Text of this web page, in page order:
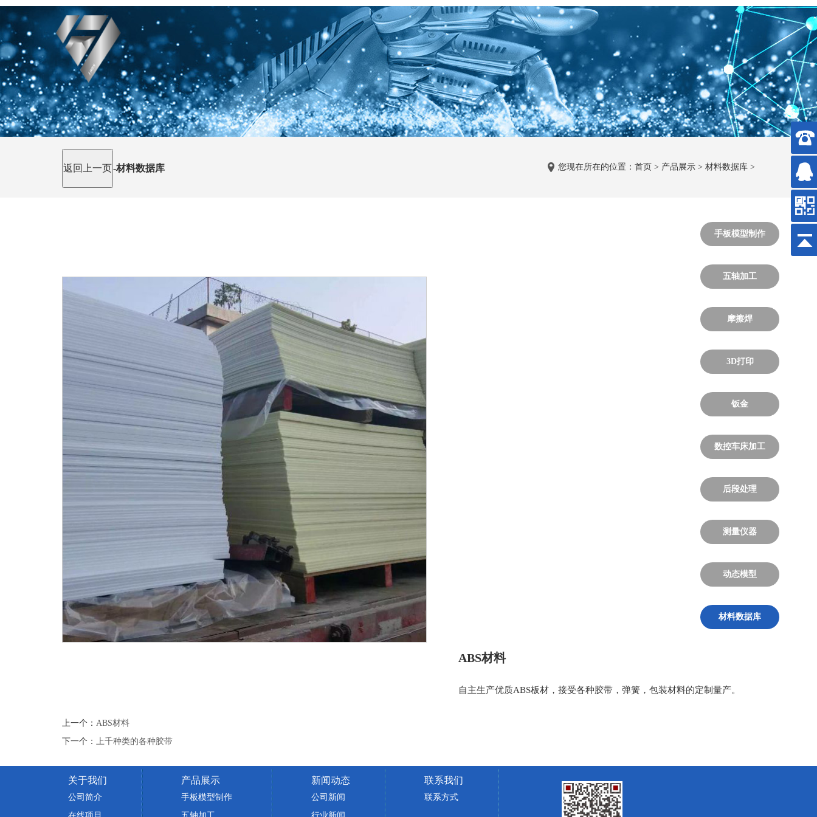
-材料数据库 您现在所在的位置： 首页 > 产品展示 > 材料数据库 >
手板模型制作
五轴加工
摩擦焊
3D打印
钣金
数控车床加工
后段处理
测量仪器
动态模型
材料数据库
ABS材料
自主生产优质ABS板材，接受各种胶带，弹簧，包装材料的定制量产。
上一个： ABS材料
下一个： 上千种类的各种胶带
关于我们
公司简介
产品展示
手板模型制作
新闻动态
公司新闻
联系我们
联系方式